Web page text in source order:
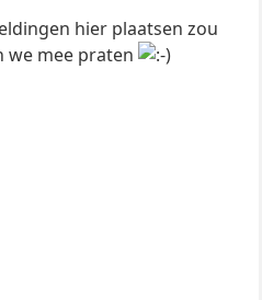
hier plaatsen zou
we mee praten